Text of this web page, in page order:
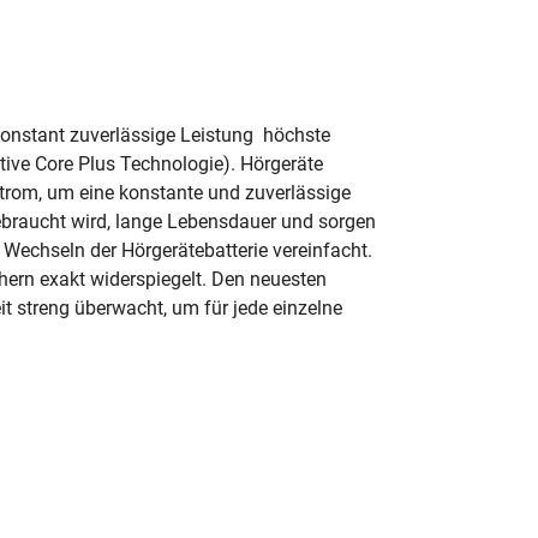
zuverlässige Leistung  höchste
Core Plus Technologie). Hörgeräte
um eine konstante und zuverlässige
wird, lange Lebensdauer und sorgen
der Hörgerätebatterie vereinfacht.
exakt widerspiegelt. Den neuesten
streng überwacht, um für jede einzelne